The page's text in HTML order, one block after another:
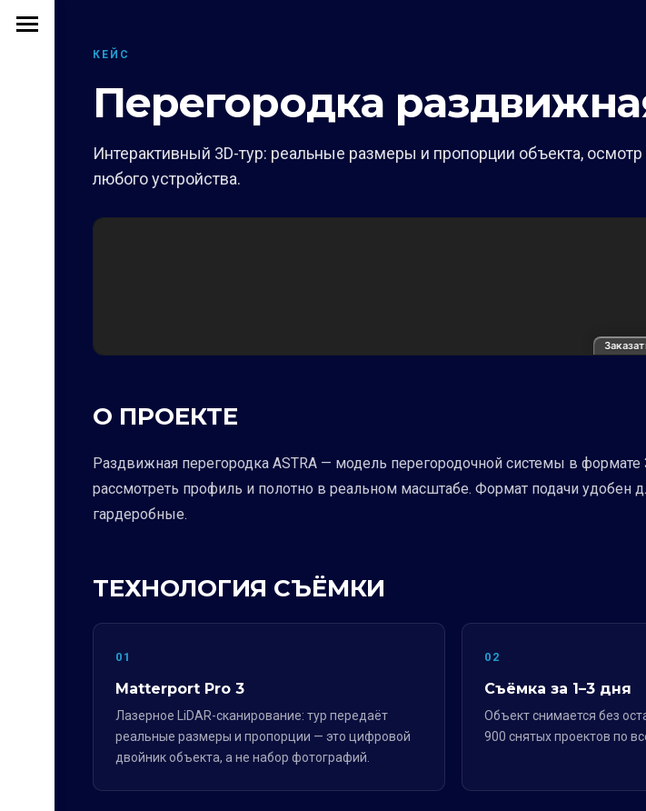
КЕЙС
Перегородка
Интерактивный 3D-тур: реальные размеры и пропорции объекта, осмотр
любого устройства.
О ПРОЕКТЕ
Раздвижная перегородка ASTRA — модель перегородочной системы в
рассмотреть профиль и полотно в реальном масштабе. Формат подачи удобен
гардеробные.
ТЕХНОЛОГИЯ СЪЁМКИ
01
Matterport Pro 3
Лазерное LiDAR-сканирование: тур передаёт
реальные размеры и пропорции — это цифровой
двойник объекта, а не набор фотографий.
02
Съёмка за 1–3 дня
Объект снимается без
900 снятых проектов по